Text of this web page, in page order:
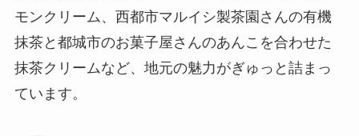
モンクリーム、西都市マルイシ製茶園さんの有機
抹茶と都城市のお菓子屋さんのあんこを合わせた
抹茶クリームなど、地元の魅力がぎゅっと詰まっ
ています。